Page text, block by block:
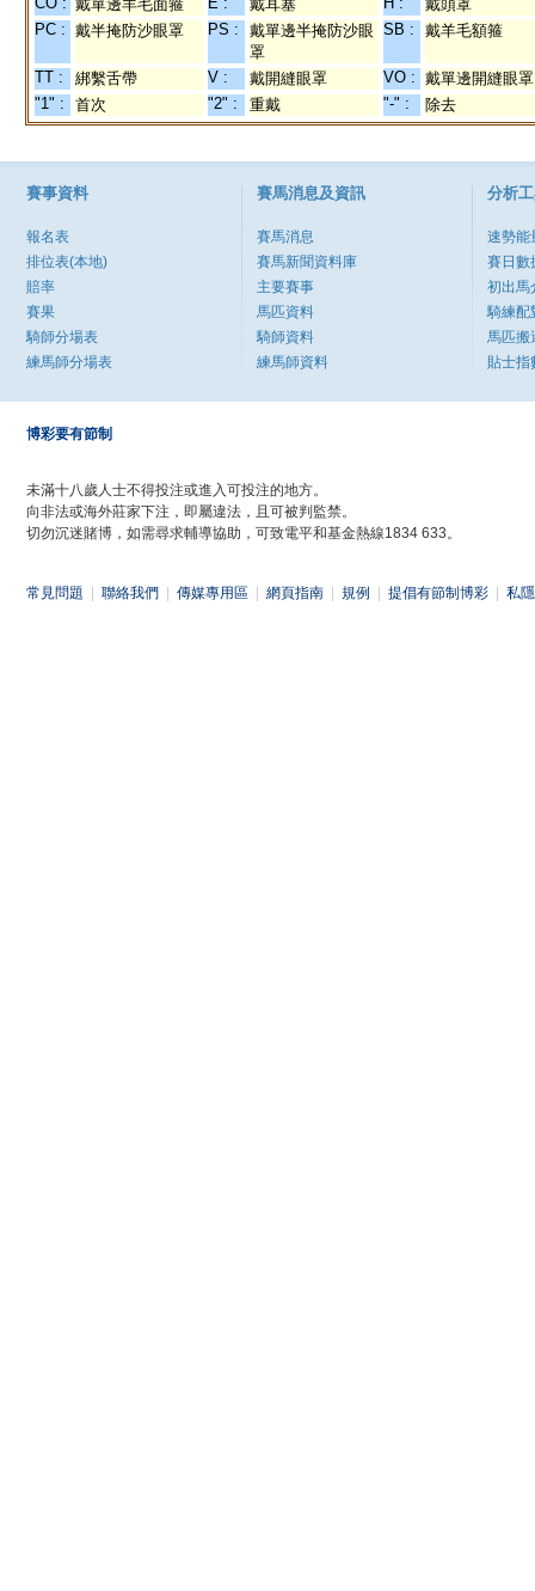
戴單邊羊毛面箍 戴耳塞
戴頭罩
PC : 戴半掩防沙眼罩 PS :
戴單邊半掩防沙眼
罩
SB : 戴羊毛額箍
TT : 綁繫舌帶 V : 戴開縫眼罩 VO : 戴單邊開縫眼罩
"1" :
首次 "2" : 重戴 "-" : 除去
賽事資料
報名表
排位表(本地)
賠率
賽果
騎師分場表
練馬師分場表
賽馬消息及資訊
賽馬消息
賽馬新聞資料庫
主要賽事
馬匹資料
騎師資料
練馬師資料
分析
速勢能
賽日數
初出馬
騎練配
馬匹搬
貼士指
博彩要有節制
未滿十八歲人士不得投注或進入可投注的地方。
向非法或海外莊家下注，即屬違法，且可被判監禁。
切勿沉迷賭博，如需尋求輔導協助，可致電平和基金熱線1834 633。
常見問題 聯絡我們 傳媒專用區 網頁指南 規例 提倡有節制博彩 私